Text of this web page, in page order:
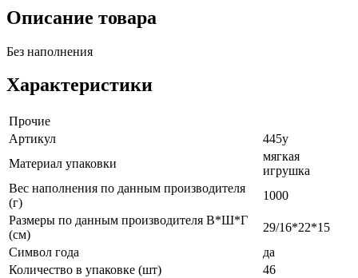
Описание товара
Без наполнения
Характеристики
Прочие
Артикул
445у
Материал упаковки
мягкая
игрушка
Вес наполнения по данным производителя
(г)
1000
Размеры по данным производителя В*Ш*Г
(см)
29/16*22*15
Символ года
да
Количество в упаковке (шт)
46